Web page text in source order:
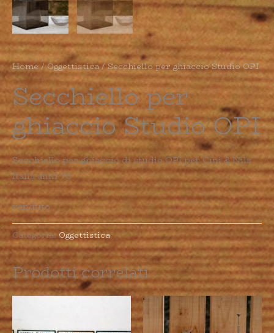
Home/Oggettistica/ Secchiello per ghiaccio Studio OPI
Secchiello per
ghiaccio Studio OPI
Secchiello per ghiaccio di studio OPI per Cini & Nils
Italia anni 70
venduto
Categoria: Oggettistica
Prodotti correlati